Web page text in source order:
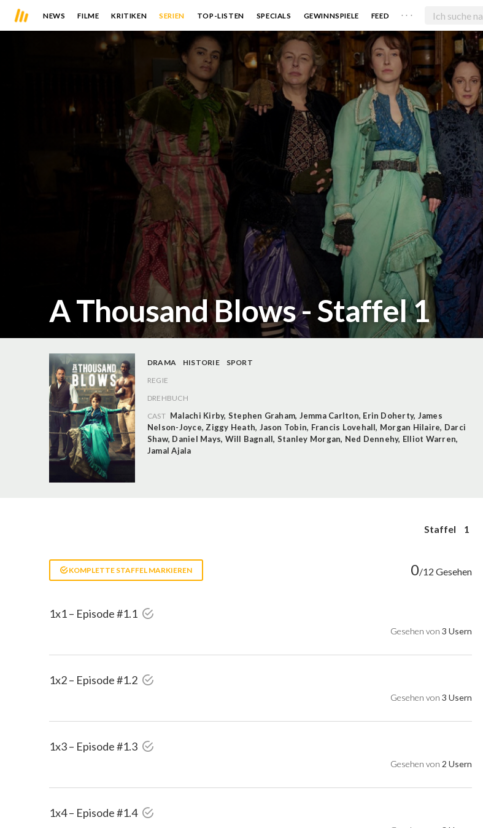
NEWS FILME KRITIKEN SERIEN TOP-LISTEN SPECIALS GEWINNSPIELE FEED . . .
A Thousand Blows - Staffel 1
DRAMA HISTORIE
SPORT
REGIE
DREHBUCH
CAST Malachi Kirby, Stephen Graham, Jemma Carlton, Erin Doherty, James
Nelson-Joyce,Ziggy Heath, Jason Tobin, Francis Lovehall, Morgan Hilaire, Darci
Shaw, Daniel Mays, Will Bagnall, Stanley Morgan, Ned Dennehy, Elliot Warren,
Jamal Ajala
Staffel 1
KOMPLETTE STAFFEL MARKIEREN 0/12 Gesehen
1x1 – Episode #1.1
Gesehen von 3 Usern
1x2 – Episode #1.2
Gesehen von 3 Usern
1x3 – Episode #1.3
Gesehen von 2 Usern
1x4 – Episode #1.4